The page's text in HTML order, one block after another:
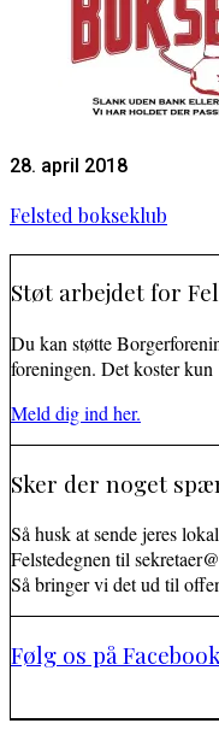
28. april 2018
Felsted bokseklub
Støt arbejdet for
Du kan støtte
foreningen. Det koster kun
Meld dig ind her.
Sker der noget
Så husk at sende jeres
Felstedegnen til
Så bringer vi det ud til
Følg os på